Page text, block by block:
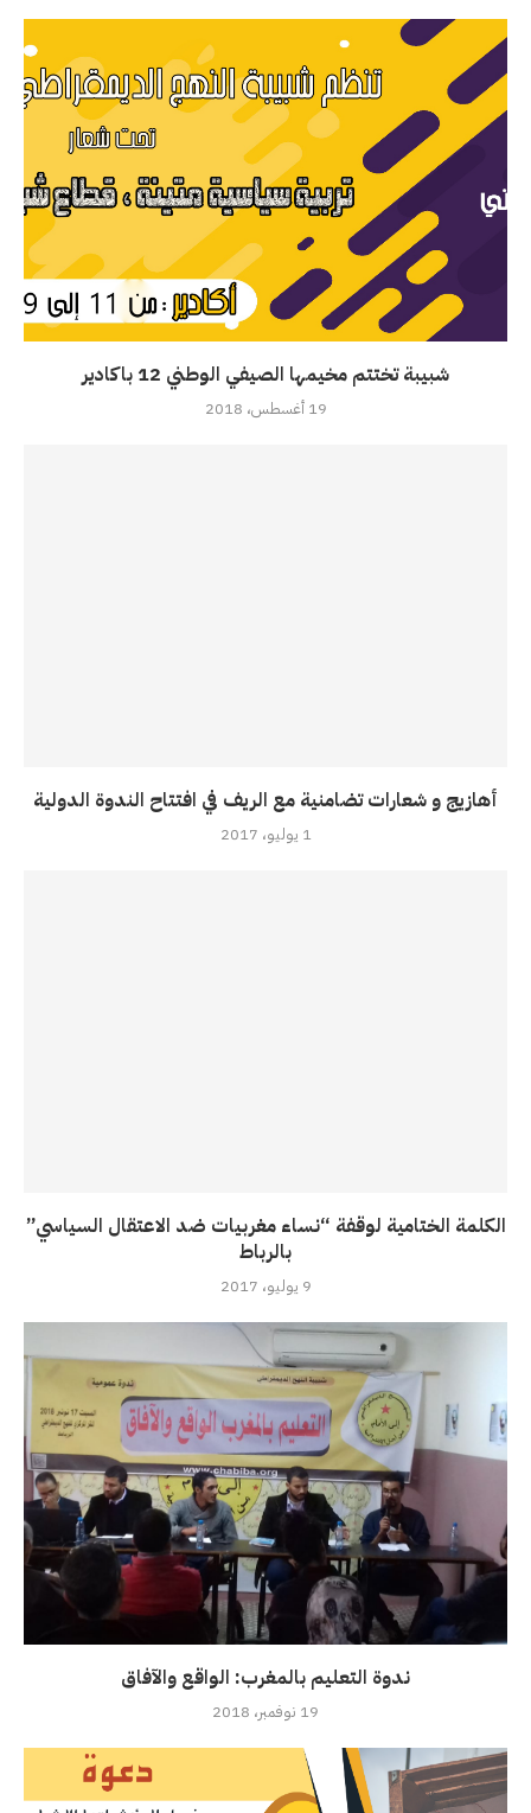
شبيبة تختتم مخيمها الصيفي الوطني 12 باكادير
19 أغسطس، 2018
أهازيج و شعارات تضامنية مع الريف في افتتاح الندوة الدولية
1 يوليو، 2017
الكلمة الختامية لوقفة “نساء مغربيات ضد الاعتقال السياسي”
بالرباط
9 يوليو، 2017
ندوة التعليم بالمغرب: الواقع والآفاق
19 نوفمبر، 2018